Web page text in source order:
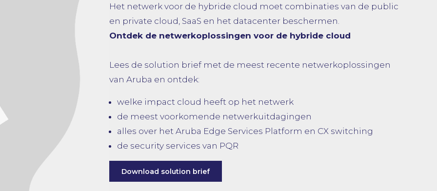
Het netwerk voor de hybride cloud moet combinaties van de public
en private cloud, SaaS en het datacenter beschermen.
Ontdek de netwerkoplossingen voor de hybride cloud
Lees de solution brief met de meest recente netwerkoplossingen
van Aruba en ontdek:
welke impact cloud heeft op het netwerk
de meest voorkomende netwerkuitdagingen
alles over het Aruba Edge Services Platform en CX switching
de security services van PQR
Download solution brief